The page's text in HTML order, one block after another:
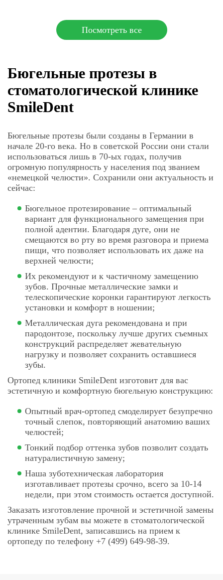
Посмотреть все
Бюгельные протезы в
стоматологической клинике
SmileDent
Бюгельные протезы были созданы в Германии в
начале 20-го века. Но в советской России они стали
использоваться лишь в 70-ых годах, получив
огромную популярность у населения под званием
«немецкой челюсти». Сохранили они актуальность и
сейчас:
Бюгельное протезирование – оптимальный
вариант для функционального замещения при
полной адентии. Благодаря дуге, они не
смещаются во рту во время разговора и приема
пищи, что позволяет использовать их даже на
верхней челюсти;
Их рекомендуют и к частичному замещению
зубов. Прочные металлические замки и
телескопические коронки гарантируют легкость
установки и комфорт в ношении;
Металлическая дуга рекомендована и при
пародонтозе, поскольку лучше других съемных
конструкций распределяет жевательную
нагрузку и позволяет сохранить оставшиеся
зубы.
Ортопед клиники SmileDent изготовит для вас
эстетичную и комфортную бюгельную конструкцию:
Опытный врач-ортопед смоделирует безупречно
точный слепок, повторяющий анатомию ваших
челюстей;
Тонкий подбор оттенка зубов позволит создать
натуралистичную замену;
Наша зуботехническая лаборатория
изготавливает протезы срочно, всего за 10-14
недели, при этом стоимость остается доступной.
Заказать изготовление прочной и эстетичной замены
утраченным зубам вы можете в стоматологической
клинике SmileDent, записавшись на прием к
ортопеду по телефону +7 (499) 649-98-39.